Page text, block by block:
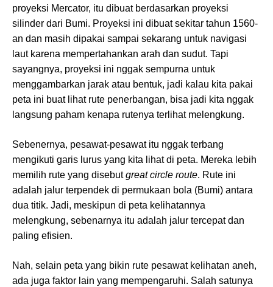
proyeksi Mercator, itu dibuat berdasarkan proyeksi
silinder dari Bumi. Proyeksi ini dibuat sekitar tahun 1560-
an dan masih dipakai sampai sekarang untuk navigasi
laut karena mempertahankan arah dan sudut. Tapi
sayangnya, proyeksi ini nggak sempurna untuk
menggambarkan jarak atau bentuk, jadi kalau kita pakai
peta ini buat lihat rute penerbangan, bisa jadi kita nggak
langsung paham kenapa rutenya terlihat melengkung.
Sebenernya, pesawat-pesawat itu nggak terbang
mengikuti garis lurus yang kita lihat di peta. Mereka lebih
memilih rute yang disebutgreat circle route. Rute ini
adalah jalur terpendek di permukaan bola (Bumi) antara
dua titik. Jadi, meskipun di peta kelihatannya
melengkung, sebenarnya itu adalah jalur tercepat dan
paling efisien.
Nah, selain peta yang bikin rute pesawat kelihatan aneh,
ada juga faktor lain yang mempengaruhi. Salah satunya